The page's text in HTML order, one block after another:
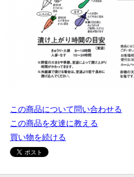
この商品について問い合わせる
この商品を友達に教える
買い物を続ける